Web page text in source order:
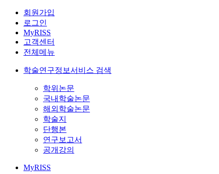
회원가입
로그인
MyRISS
고객센터
전체메뉴
학술연구정보서비스 검색
학위논문
국내학술논문
해외학술논문
학술지
단행본
연구보고서
공개강의
MyRISS